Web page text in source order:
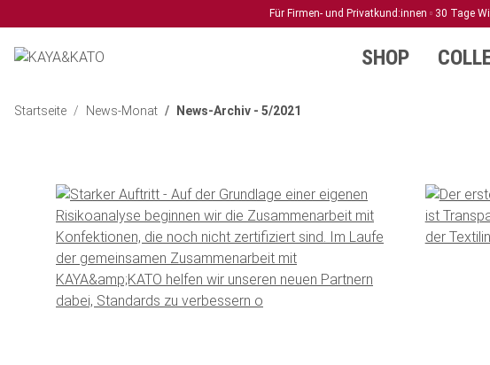
Für Firmen- und Privatkund:innen 30 Tage
SHOP
Startseite News-Monat News-Archiv - 5/2021